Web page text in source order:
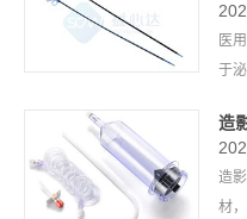
医
于
造
造
材